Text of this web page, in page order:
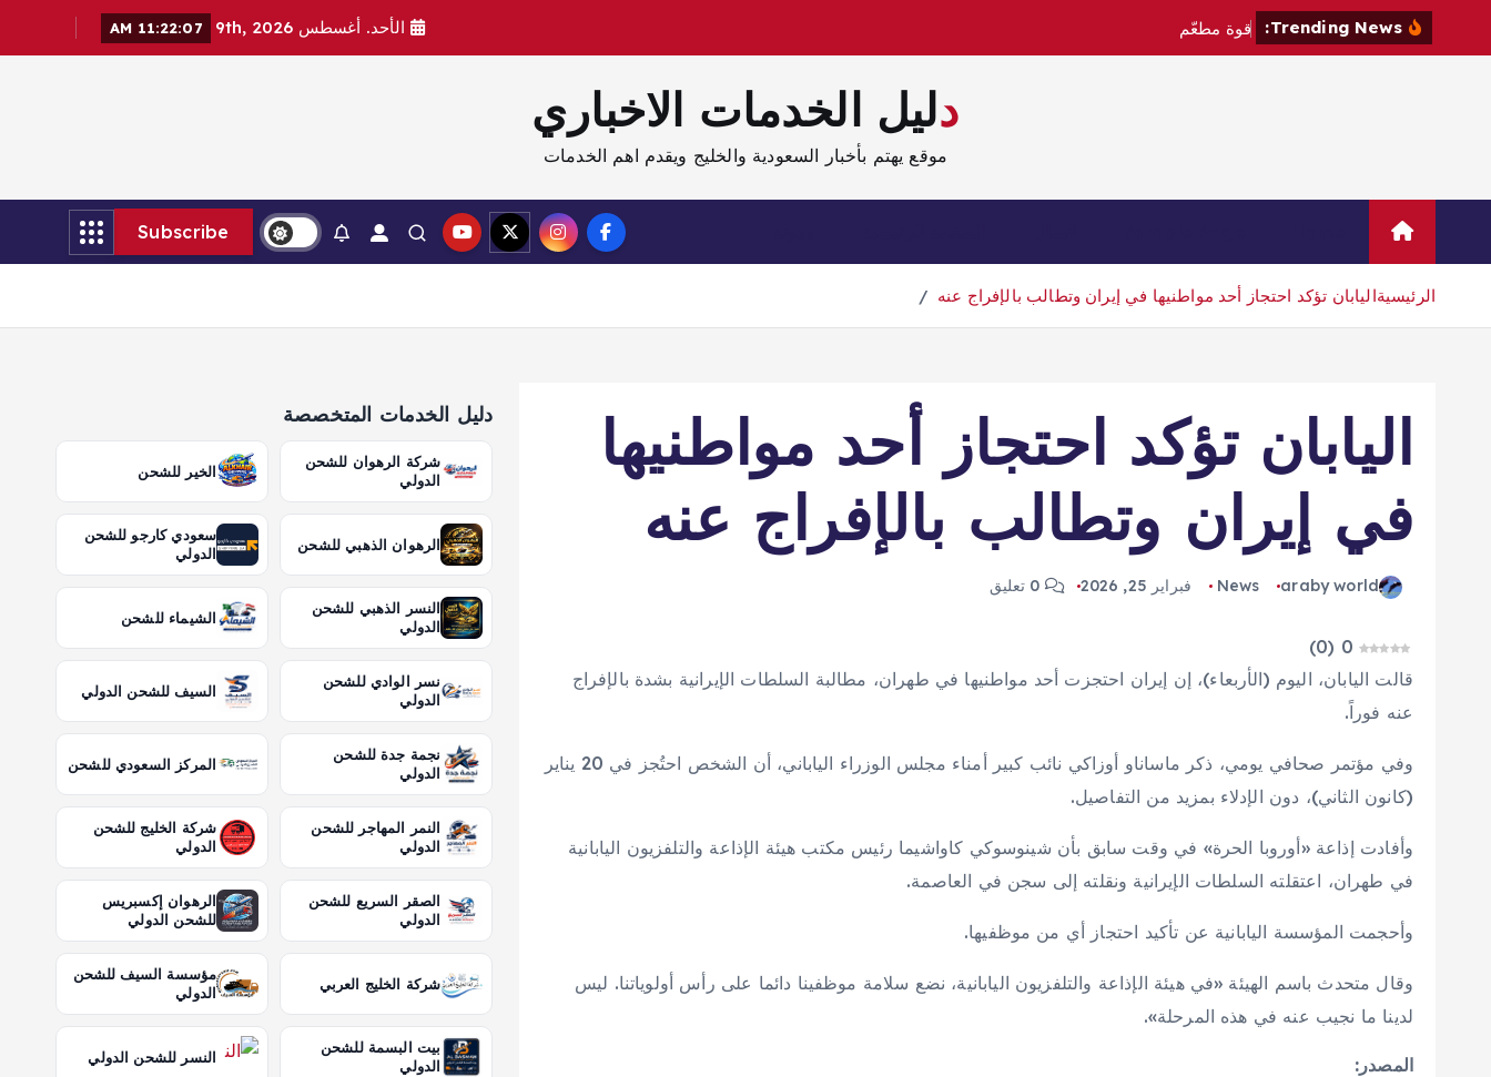
قوة مطعم الأحد. أغسطس 9th, 2026 11:22:08 AM
دليل الخدمات الاخباري
موقع يهتم بأخبار السعودية والخليج ويقدم اهم الخدمات
Subscribe
الرئيسيةاليابان تؤكد احتجاز أحد مواطنيها في إيران وتطالب بالإفراج عنه
اليابان تؤكد احتجاز أحد مواطنيها
في إيران وتطالب بالإفراج عنه
araby world
News فبراير 25, 2026
0
(
0
)
قالت اليابان، اليوم (الأربعاء)، إن ​إيران احتجزت أحد مواطنيها في طهران، مطالبة السلطات الإيرانية بشدة بالإفراج
عنه فوراً.
وفي مؤتمر صحافي يومي، ‌ذكر ماساناو ‌أوزاكي ​نائب ‌كبير ⁠أمناء ​مجلس الوزراء الياباني، ⁠أن الشخص احتُجز في 20 يناير
(كانون الثاني)، دون الإدلاء بمزيد من التفاصيل.
وأفادت ⁠إذاعة «أوروبا الحرة» ‌في ‌وقت سابق ​بأن ‌شينوسوكي كاواشيما رئيس مكتب ‌هيئة الإذاعة والتلفزيون اليابانية
في طهران، اعتقلته السلطات الإيرانية ونقلته ‌إلى سجن في العاصمة.
وأحجمت المؤسسة اليابانية عن ⁠تأكيد ⁠احتجاز أي من موظفيها.
وقال متحدث باسم الهيئة «في هيئة الإذاعة والتلفزيون اليابانية، نضع سلامة موظفينا دائما على رأس أولوياتنا. ليس
لدينا ما ​نجيب ​عنه في هذه المرحلة».
المصدر:
دليل الخدمات المتخصصة
شركة الرهوان للشحن
الدولي
الخير للشحن
الرهوان الذهبي للشحن
سعودي كارجو للشحن
الدولي
النسر الذهبي للشحن
الدولي
الشيماء للشحن
نسر الوادي للشحن
الدولي
السيف للشحن الدولي
نجمة جدة للشحن
الدولي
المركز السعودي للشحن
النمر المهاجر للشحن
الدولي
شركة الخليج للشحن
الدولي
الصقر السريع للشحن
الدولي
الرهوان إكسبريس
للشحن الدولي
شركة الخليج العربي
مؤسسة السيف للشحن
الدولي
بيت البسمة للشحن
الدولي
النسر للشحن الدولي